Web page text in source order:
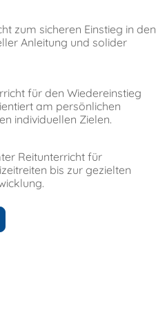
zum sicheren Einstieg in den
Anleitung und solider
für den Wiedereinstieg
am persönlichen
individuellen Zielen.
Reitunterricht für
bis zur gezielten